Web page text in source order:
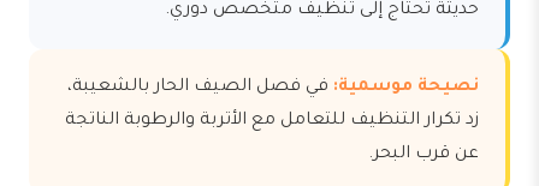
حديثة تحتاج إلى تنظيف متخصص دوري.
نصيحة موسمية: في فصل الصيف الحار بالشعيبة،
زد تكرار التنظيف للتعامل مع الأتربة والرطوبة الناتجة
عن قرب البحر.